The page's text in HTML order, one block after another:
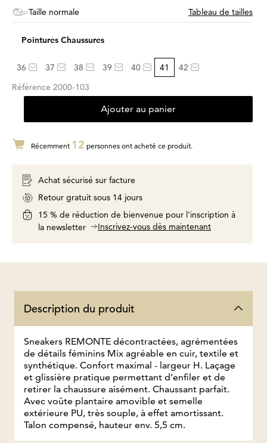
Taille normale Tableau de tailles
Pointures Chaussures
36 37 38 39 40 41
42
Référence 2000-103
Ajouter au panier
Récemment 12 personnes ont acheté ce produit.
Achat sécurisé sur facture
Retour gratuit sous 14 jours
15 % de réduction de bienvenue pour l'inscription à
la newsletter
Inscrivez-vous dès maintenant
Description du produit
Sneakers REMONTE décontractées, agrémentées
de détails féminins Mix agréable en cuir, textile et
synthétique. Confort maximal - largeur H. Laçage
et glissière pratique permettant d’enfiler et de
retirer la chaussure aisément. Chaussant parfait.
Avec voûte plantaire amovible et semelle
extérieure PU, très souple, à effet amortissant.
Talon compensé, hauteur env. 5,5 cm.